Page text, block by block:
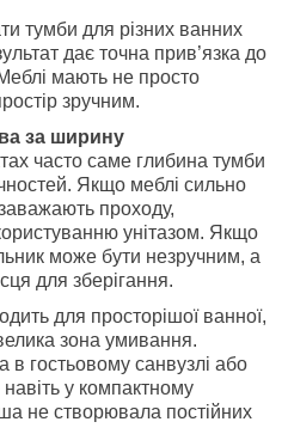
тумби для різних ванних
дає точна прив’язка до
мають не просто
зручним.
за ширину
часто саме глибина тумби
Якщо меблі сильно
проходу,
унітазом. Якщо
може бути незручним, а
для зберігання.
для просторішої ванної,
зона умивання.
в гостьовому санвузлі або
у компактному
не створювала постійних